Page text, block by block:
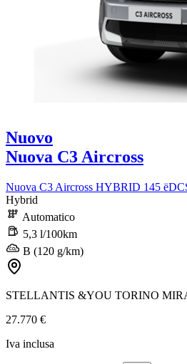
Nuovo
Nuova C3 Aircross
Nuova C3 Aircross HYBRID 145
Hybrid
Automatico
5,3 l/100km
B (120 g/km)
STELLANTIS &YOU TORINO
27.770 €
Iva inclusa